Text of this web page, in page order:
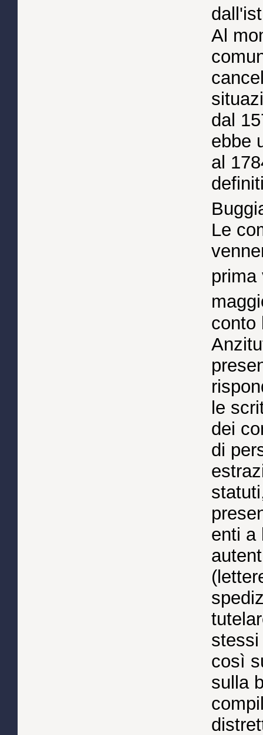
Al
dal
ebbe
al
Le
prima
conto
le
dei
di
enti a
così
sulla